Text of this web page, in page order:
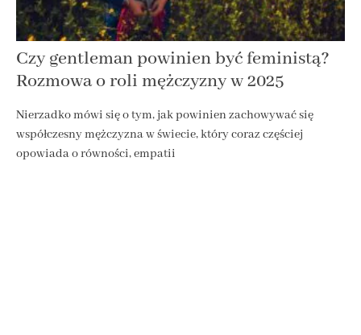
Czy gentleman powinien być feministą?
Rozmowa o roli mężczyzny w 2025
Nierzadko mówi się o tym, jak powinien zachowywać się
współczesny mężczyzna w świecie, który coraz częściej
opowiada o równości, empatii